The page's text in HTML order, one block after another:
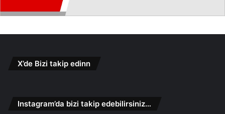
X’de Bizi takip edinn
Instagram’da bizi takip edebilirsiniz…